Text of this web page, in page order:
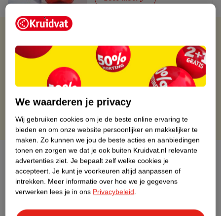
Binnen 1 werkdag verstuurd
Gratis thuisbezorgd
Gratis retourneren via verkooppartner.
Over dit product
Productinformatie
Etiketinformatie
We waarderen je privacy
Wij gebruiken cookies om je de beste online ervaring te
bieden en om onze website persoonlijker en makkelijker te
maken. Zo kunnen we jou de beste acties en aanbiedingen
tonen en zorgen we dat je ook buiten Kruidvat.nl relevante
advertenties ziet. Je bepaalt zelf welke cookies je
accepteert. Je kunt je voorkeuren altijd aanpassen of
intrekken. Meer informatie over hoe we je gegevens
verwerken lees je in ons Privacybeleid.